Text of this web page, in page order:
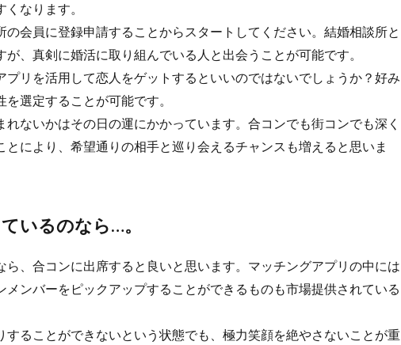
なります。
会員に登録申請することからスタートしてください。結婚相談所と
、真剣に婚活に取り組んでいる人と出会うことが可能です。
リを活用して恋人をゲットするといいのではないでしょうか？好み
選定することが可能です。
ないかはその日の運にかかっています。合コンでも街コンでも深く
により、希望通りの相手と巡り会えるチャンスも増えると思いま
いるのなら…。
、合コンに出席すると良いと思います。マッチングアプリの中には
ンバーをピックアップすることができるものも市場提供されている
することができないという状態でも、極力笑顔を絶やさないことが重